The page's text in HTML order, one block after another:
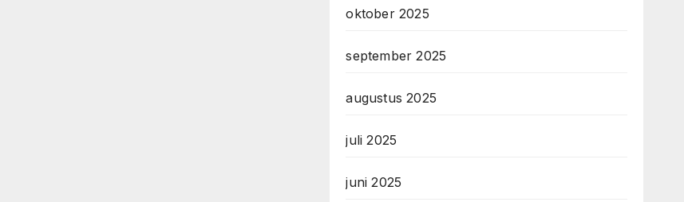
oktober 2025
september 2025
augustus 2025
juli 2025
juni 2025